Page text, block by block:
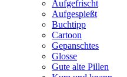
Aufgefrischt
Aufgespießt
Buchtipp
Cartoon
Gepanschtes
Glosse
Gute alte Pillen